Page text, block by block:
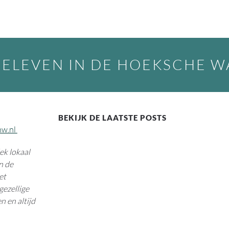
IN DE HOEKSCHE
lokaal
de
en altijd
BEKIJK DE LAATSTE POSTS